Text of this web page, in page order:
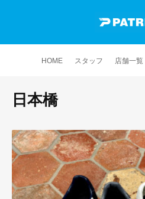
HOME スタッフ 店舗一覧
日本橋